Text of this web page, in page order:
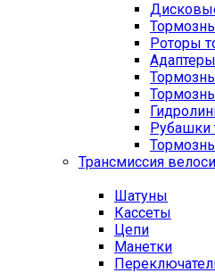
Роторы
Рубашки
Трансмиссия
Шатуны
Кассеты
Цепи
Манетки